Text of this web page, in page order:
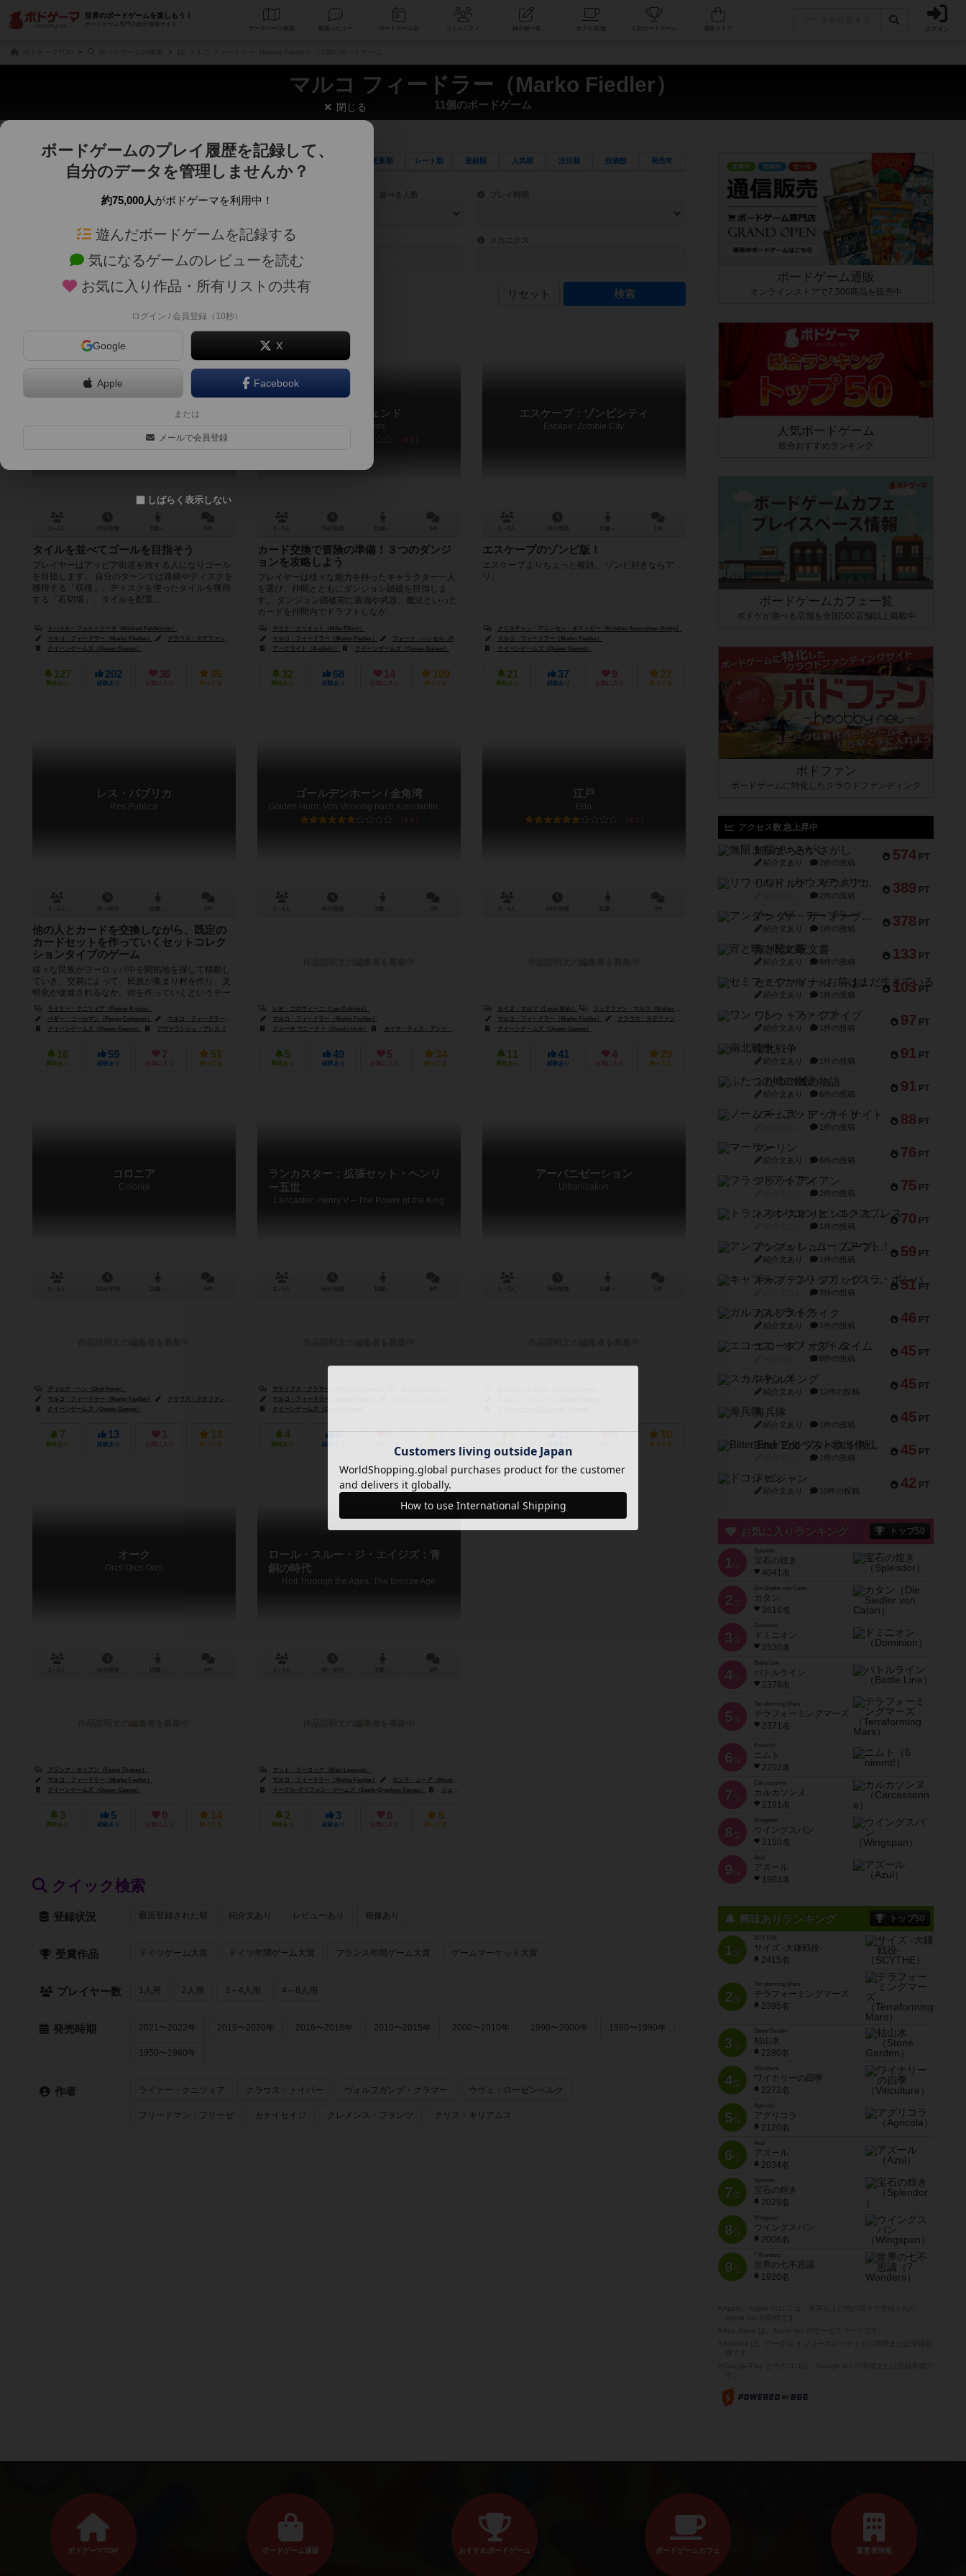
世界のボードゲームを楽しもう！
ボードゲーム専門の総合情報サイト
データベース 新着レビュー コミュニティ カフェ/店舗 人気ボードゲーム ログイン
マルコ フィードラー（Marko Fiedler）
11個のボードゲーム
じっくり表示 更新順 レート順 登録順 人気順 注目順 投稿数 発売年
商品名、商品説明文、デザイナー名、テーマ名、メカニクス名を対象にフリーワード検索ができます。
ゲームデザイナー名を指定して検索できます。
ゲームデザイナー 目安となる所要時間を指定することができます。マニュアルを読む時間や参加者へのルール説明時間は含まれていないため、初めて
対象年齢を指定します。 世界観や登場人物などモチーフ・ストーリーを指定することができます。直感的にゲームシステムを理解できるよう、中世ファンタジー・クッキング・海賊同士の対決など、ゲームコンセプトを絞
テーマ/フレーバー ゲーム性を構成するコアシステムです。主にボードゲームに慣れている方向けの絞込機能です。例えば「ダイスロール」はランダ
リセット
6.3
タイルを並べてゴールを目指そう
プレイヤーはアッピア街道を旅する人になりゴール
を目指します。 自分のターンでは路銀やディスクを
獲得する「収穫」、ディスクを使ったタイルを獲得
する「石切場」、タイルを配置...
ミハエル・フェルトクータ（Michael Feldkötter）
マルコ・フィードラー（Marko Fiedler）
クラウス・ステファン（Claus Stephan）
クイーンゲームズ（Queen Games）
127
興味あり
202
経験あり
36
お気に入り
95
持ってる
ロストレジェンド
Lost Legends
6.0
カード交換で冒険の準備！３つのダンジ
ョンを攻略しよう
プレイヤーは様々な能力を持ったキャラクター一人
を選び、仲間とともにダンジョン踏破を目指しま
す。 ダンジョン踏破前に装備や武器、魔法といった
カードを仲間内でドラフトしなが...
マイク・エリオット（Mike Elliott）
マルコ・フィードラー（Marko Fiedler）
フォーク・ハンセル（Falk Hansel）
オリバー・シュレンマー（Oliver Schlemmer）
アークライト（Arclight）
クイーンゲームズ（Queen Games）
32
興味あり
68
経験あり
14
お気に入り
109
持ってる
エスケープ：ゾンビシティ
Escape: Zombie City
エスケープのゾンビ版！
エスケープよりちょっと複雑。 ゾンビ好きならア
リ。
クリスチャン・アムンセン・オストビー（Kristian Amundsen Østby）
マルコ・フィードラー（Marko Fiedler）
クイーンゲームズ（Queen Games）
21
興味あり
37
経験あり
9
お気に入り
27
持ってる
レス・パブリカ
Res Publica
他の人とカードを交換しながら、既定の
カードセットを作っていくセットコレク
ションタイプのゲーム
様々な民族がヨーロッパ中を開拓地を探して移動し
ていき、交易によって、民族が集まり村を作り、文
明化が促進されるなか、街を作っていくというテー
マのカードゲーム。最後の文明カードが...
ライナー・クニツィア（Reiner Knizia）
ペギー・コールマン（Peggy Coleman）
マルコ・フィードラー（Marko Fiedler）
ジョー・ハートウィッグ（Jo Hartwig）
クイーンゲームズ（Queen Games）
アヴァランシェ・プレス（Avalanche Press .） ヘキサゲームズ（Hexagames (I)）
16
興味あり
59
経験あり
7
お気に入り
51
持ってる
ゴールデンホーン / 金角湾
Golden Horn: Von Venedig nach Konstantinopel
6.0
レオ・コロヴィーニ（Leo Colovini）
マルコ・フィードラー（Marko Fiedler）
ジョーキ ウニーティ（Giochi Uniti）
カイサ・チェス・アンド・ゲームズ（Kaissa Chess & Games） ピアトニク（Piatnik）
5
興味あり
49
経験あり
5
お気に入り
34
持ってる
江戸
Edo
6.1
ルイス・マルツ（Louis Malz）
シュテファン・マルツ（Stefan Malz）
マルコ・フィードラー（Marko Fiedler）
クラウス・ステファン（Claus Stephan）
クイーンゲームズ（Queen Games）
11
興味あり
41
経験あり
4
お気に入り
29
持ってる
コロニア
Colonia
ディルク・ヘン（Dirk Henn）
マルコ・フィードラー（Marko Fiedler）
クラウス・ステファン（Claus Stephan）
クイーンゲームズ（Queen Games）
7
興味あり
13
経験あり
1
お気に入り
13
持ってる
ランカスター：拡張セット・ヘンリ
ー五世
Lancaster: Henry V – The Power of the King
マティアス・クラマー（Matthias Cramer）
マルコ・フィードラー（Marko Fiedler）
クイーンゲームズ（Queen Games）
4
興味あり
6
経験あり
0 1
アーバニゼーション
Urbanization
4 13 0 10
持ってる
オーク
Orcs Orcs Orcs
フランク・タイブン（Frank Thyben）
マルコ・フィードラー（Marko Fiedler）
クイーンゲームズ（Queen Games）
3
興味あり
5
経験あり
0
お気に入り
14
持ってる
ロール・スルー・ジ・エイジズ：青
銅の時代
Roll Through the Ages: The Bronze Age
マット・リーコック（Matt Leacock）
マルコ・フィードラー（Marko Fiedler）
モンテ・ムーア（Monte Moore）
イーグル-グリフォン・ゲームズ（Eagle-Gryphon Games）
ジェンXゲームズ（Gen-X Games）
2
興味あり
3
経験あり
0
お気に入り
5
持ってる
クイック検索
登録状況 最近登録された順 紹介文あり レビューあり 画像あり
受賞作品 ドイツゲーム大賞 ドイツ年間ゲーム大賞 フランス年間ゲーム大賞 ゲームマーケット大賞
プレイヤー数 1人用 2人用 3～4人用 4～8人用
発売時期 2021〜2022年 2019〜2020年 2016〜2018年 2010〜2015年 2000〜2010年 1990〜2000年 1980〜1990年
1950〜1980年
作者 ライナー・クニツィア クラウス・トイバー ヴォルフガング・クラマー ウヴェ・ローゼンベルク
フリードマン・フリーゼ カナイセイジ クレメンス・フランツ クリス・キリアムス
ボードゲーム通販
オンラインストアで7,500商品を販売中
人気ボードゲーム
総合おすすめランキング
ボードゲームカフェ一覧
ボドゲが遊べる店舗を全国500店舗以上掲載中
ボドファン
ボードゲームに特化したクラウドファンディング
アクセス数 急上昇中
574 PT
無限まちがいさがし
紹介文あり 2件の投稿
389 PT
リワイルド：サウスアメリカ
2件の投稿
378 PT
アンダー・ザ・テーブラー
紹介文あり 1件の投稿
133 PT
宵と暁の呪文書
紹介文あり 8件の投稿
103 PT
セミファイナル ～お前はまだ生きている～
紹介文あり 1件の投稿
97 PT
ワン・トゥ・ファイブ
紹介文あり 1件の投稿
91 PT
南北戦争
紹介文あり 1件の投稿
91 PT
ふたつの城の物語
紹介文あり 6件の投稿
88 PT
ノームズ・アット・ナイト
1件の投稿
76 PT
マーリン
紹介文あり 6件の投稿
75 PT
フラットアイアン
2件の投稿
70 PT
トランスオリエント・エクスプレス
1件の投稿
59 PT
アンブッシュ！：ムーブアウト！
紹介文あり 1件の投稿
51 PT
キャプテン・フリップ：イスラ・ボンバ
2件の投稿
46 PT
ガルフストライク
紹介文あり 1件の投稿
45 PT
エコーズ・オブ・タイム
8件の投稿
45 PT
スカルキング
紹介文あり 12件の投稿
45 PT
海兵隊
紹介文あり 1件の投稿
45 PT
Bitter End ブタペスト救出作戦
1件の投稿
42 PT
ドコジャン
紹介文あり 10件の投稿
お気に入りランキング トップ50
1位
Splendor
宝石の煌き
4041名
2位
Die Siedler von Catan
カタン
3616名
3位
Dominion
ドミニオン
2530名
4位
Battle Line
バトルライン
2378名
5位
Terraforming Mars
テラフォーミングマーズ
2371名
6位
6 nimmt!
ニムト
2202名
7位
Carcassonne
カルカソンヌ
2191名
8位
Wingspan
ウイングスパン
2150名
9位
Azul
アズール
1903名
興味ありランキング トップ50
1位
SCYTHE
サイズ -大鎌戦役-
2415名
2位
Terraforming Mars
テラフォーミングマーズ
2395名
3位
Stone Garden
枯山水
2280名
4位
Viticulture
ワイナリーの四季
2272名
5位
Agricola
アグリコラ
2120名
6位
Azul
アズール
2034名
7位
Splendor
宝石の煌き
2029名
8位
Wingspan
ウイングスパン
2006名
9位
7 Wonders
世界の七不思議
1920名
閉じる
ボードゲームのプレイ履歴を記録して、
自分のデータを管理しませんか？
約75,000人がボドゲーマを利用中！
遊んだボードゲームを記録する
気になるゲームのレビューを読む
お気に入り作品・所有リストの共有
ログイン / 会員登録（10秒）
Google X
Apple Facebook
または
メールで会員登録
しばらく表示しない
ボドゲーマTOP ボードゲーム通販 おすすめボードゲーム ボードゲームカフェ 運営者情報